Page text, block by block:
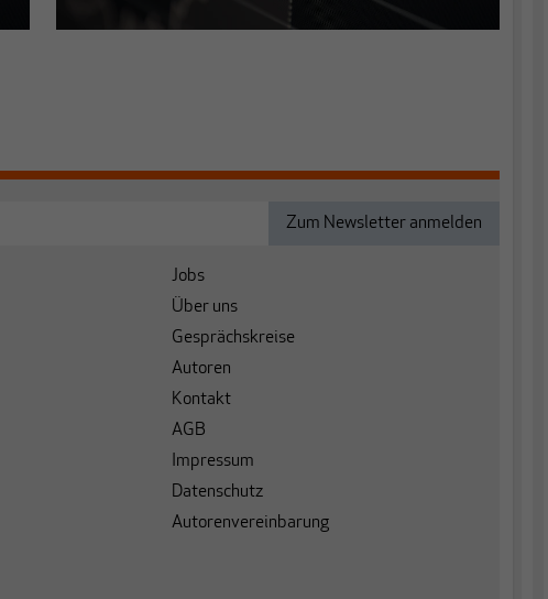
Jobs
Über uns
Gesprächskreise
Autoren
Kontakt
AGB
Impressum
Datenschutz
Autorenvereinbarung